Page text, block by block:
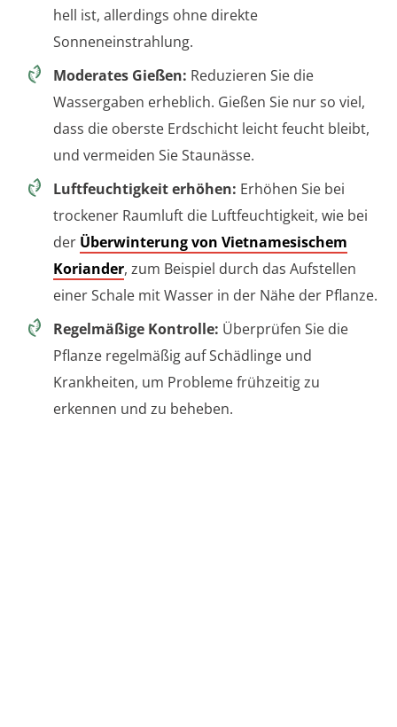
hell ist, allerdings ohne direkte
Sonneneinstrahlung.
Moderates Gießen: Reduzieren Sie die
Wassergaben erheblich. Gießen Sie nur so viel,
dass die oberste Erdschicht leicht feucht bleibt,
und vermeiden Sie Staunässe.
Luftfeuchtigkeit erhöhen: Erhöhen Sie bei
trockener Raumluft die Luftfeuchtigkeit, wie bei
der Überwinterung von Vietnamesischem
Koriander, zum Beispiel durch das Aufstellen
einer Schale mit Wasser in der Nähe der Pflanze.
Regelmäßige Kontrolle: Überprüfen Sie die
Pflanze regelmäßig auf Schädlinge und
Krankheiten, um Probleme frühzeitig zu
erkennen und zu beheben.